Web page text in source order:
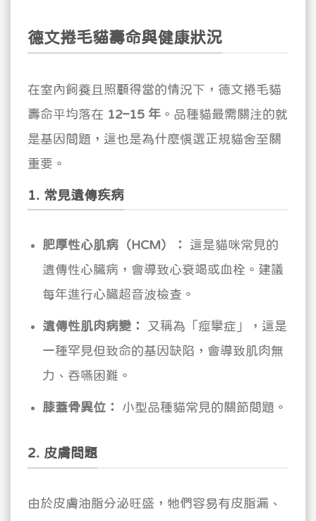
德文捲毛貓壽命與健康狀況
在室內飼養且照顧得當的情況下，德文捲毛貓
壽命平均落在 12–15 年 。品種貓最需關注的就
是基因問題，這也是為什麼慎選正規貓舍至關
重要。
1. 常見遺傳疾病
肥厚性心肌病（HCM）：
這是貓咪常見的
遺傳性心臟病，會導致心衰竭或血栓。建議
每年進行心臟超音波檢查。
遺傳性肌肉病變：
又稱為「痙攣症」，這是
一種罕見但致命的基因缺陷，會導致肌肉無
力、吞嚥困難。
膝蓋骨異位： 小型品種貓常見的關節問題。
2. 皮膚問題
由於皮膚油脂分泌旺盛，牠們容易有皮脂漏、